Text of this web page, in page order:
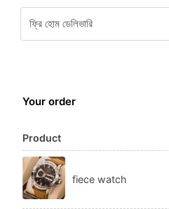
ফ্রি হোম ডেলিভারি
Your order
Product
fiece watch